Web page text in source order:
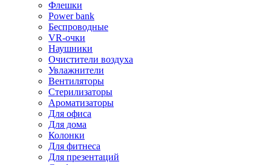
Флешки
Power bank
Беспроводные
VR-очки
Наушники
Очистители воздуха
Увлажнители
Вентиляторы
Стерилизаторы
Ароматизаторы
Для офиса
Для дома
Колонки
Для фитнеса
Для презентаций